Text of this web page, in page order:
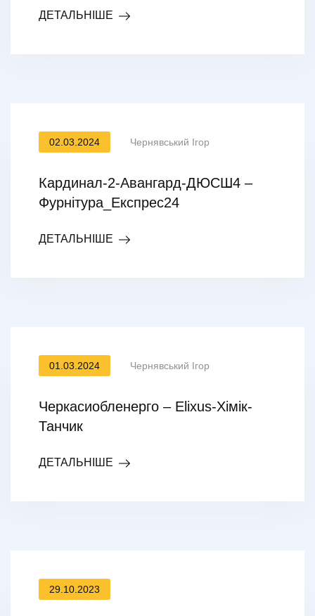
ДЕТАЛЬНІШЕ
02.03.2024 Чернявський Ігор
Кардинал-2-Авангард-ДЮСШ4 –
Фурнітура_Експрес24
ДЕТАЛЬНІШЕ
01.03.2024 Чернявський Ігор
Черкасиобленерго – Elixus-Хімік-
Танчик
ДЕТАЛЬНІШЕ
29.10.2023